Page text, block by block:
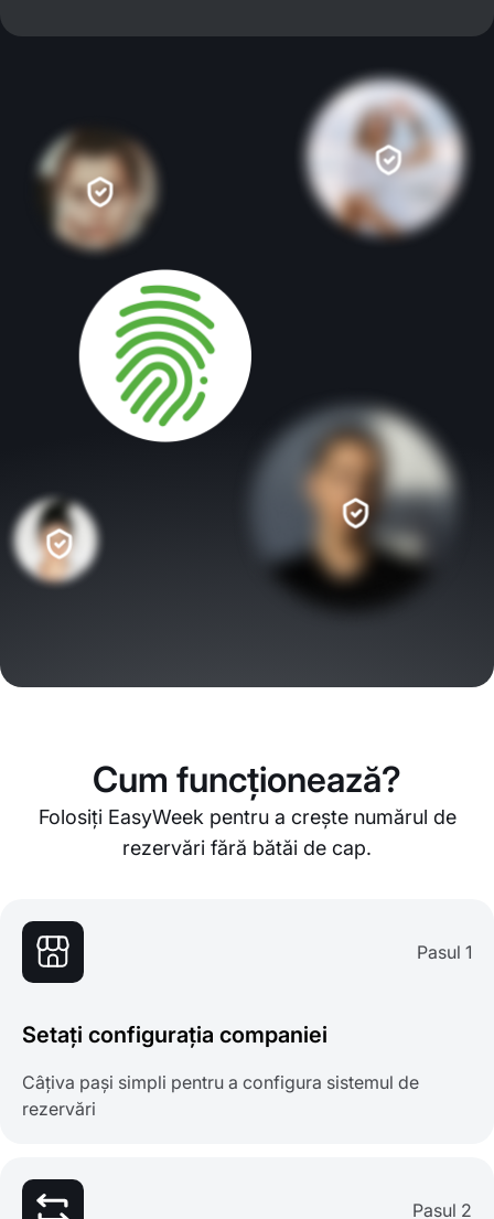
Cum funcționează?
Folosiți EasyWeek pentru a crește numărul de
rezervări fără bătăi de cap.
Pasul 1
Setați configurația companiei
Câțiva pași simpli pentru a configura sistemul de
rezervări
Pasul 2